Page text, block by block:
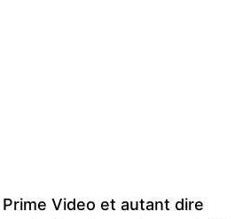
Video et autant dire